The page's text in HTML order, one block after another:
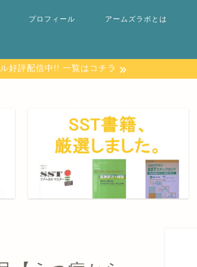
プロフィール アームズラボとは
好評配信中!! 一覧はコチラ